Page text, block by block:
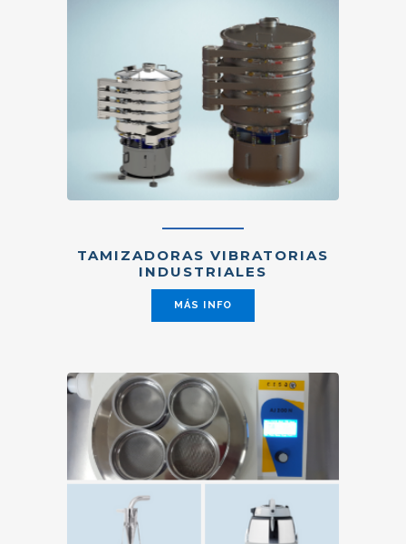
TAMIZADORAS VIBRATORIAS
INDUSTRIALES
MÁS INFO